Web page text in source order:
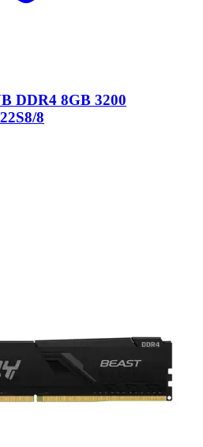
DDR4 8GB 3200
8